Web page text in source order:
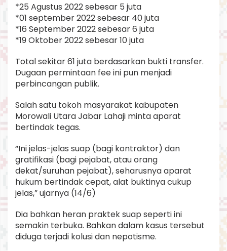
*25 Agustus 2022 sebesar 5 juta
*01 september 2022 sebesar 40 juta
*16 September 2022 sebesar 6 juta
*19 Oktober 2022 sebesar 10 juta
Total sekitar 61 juta berdasarkan bukti transfer.
Dugaan permintaan fee ini pun menjadi
perbincangan publik.
Salah satu tokoh masyarakat kabupaten
Morowali Utara Jabar Lahaji minta aparat
bertindak tegas.
“Ini jelas-jelas suap (bagi kontraktor) dan
gratifikasi (bagi pejabat, atau orang
dekat/suruhan pejabat), seharusnya aparat
hukum bertindak cepat, alat buktinya cukup
jelas,” ujarnya (14/6)
Dia bahkan heran praktek suap seperti ini
semakin terbuka. Bahkan dalam kasus tersebut
diduga terjadi kolusi dan nepotisme.